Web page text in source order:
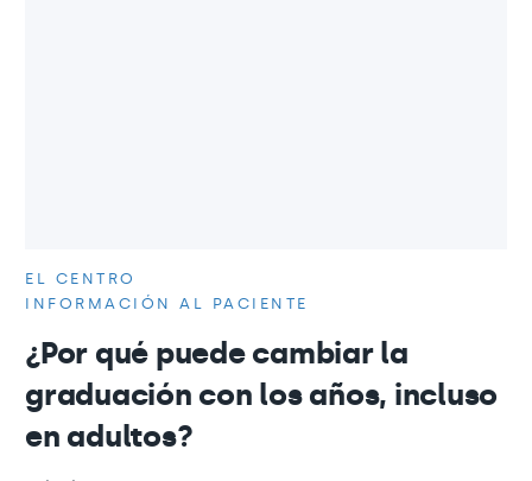
EL CENTRO
INFORMACIÓN AL PACIENTE
¿Por qué puede cambiar la
graduación con los años, incluso
en adultos?